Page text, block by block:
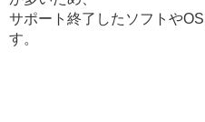
サポート終了したソフトや
す。